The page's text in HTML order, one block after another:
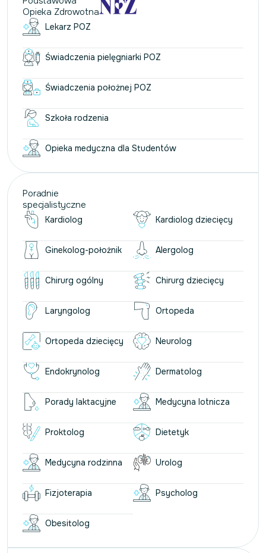
Opieka Zdrowotna
Lekarz POZ
Świadczenia pielęgniarki POZ
Świadczenia położnej POZ
Szkoła rodzenia
Opieka medyczna dla Studentów
Poradnie
specjalistyczne
Kardiolog Kardiolog dziecięcy
Ginekolog-położnik Alergolog
Chirurg ogólny Chirurg dziecięcy
Laryngolog Ortopeda
Ortopeda dziecięcy Neurolog
Endokrynolog Dermatolog
Porady laktacyjne Medycyna lotnicza
Proktolog Dietetyk
Medycyna rodzinna Urolog
Fizjoterapia Psycholog
Obesitolog